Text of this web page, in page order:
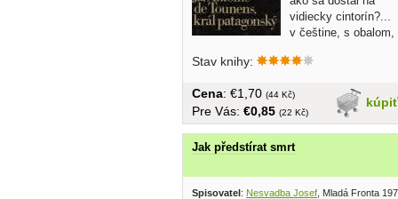
vidiecky cintorín?...
v češtine, s obalom,
Stav knihy:
kúpiť
Cena: €1,70 (44 Kč)
Pre Vás: €0,85 (22 Kč)
Jak předstírat smrt
Spisovatel: Nesvadba Josef , Mladá Fronta